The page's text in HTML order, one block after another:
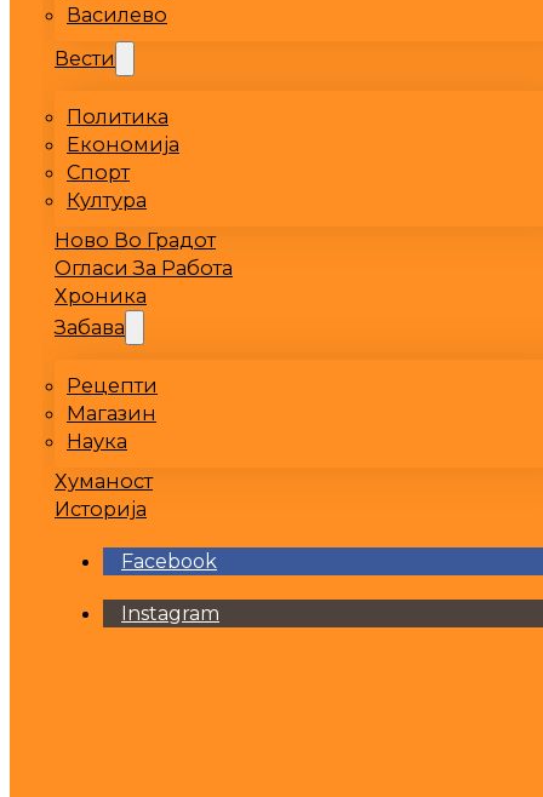
Василево
Вести
Политика
Економија
Спорт
Култура
Ново Во Градот
Огласи За Работа
Хроника
Забава
Рецепти
Магазин
Наука
Хуманост
Историја
Facebook
Instagram